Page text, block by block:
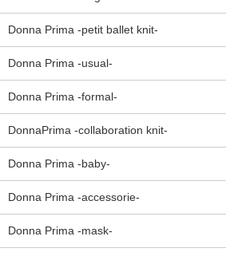
Donna Prima -petit ballet knit-
Donna Prima -usual-
Donna Prima -formal-
DonnaPrima -collaboration knit-
Donna Prima -baby-
Donna Prima -accessorie-
Donna Prima -mask-